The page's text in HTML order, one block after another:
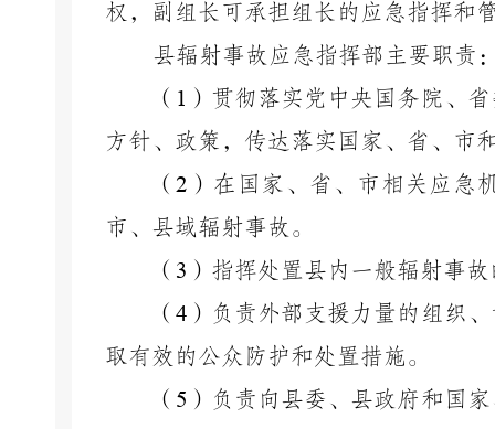
权，副组长可承担组长的应急指挥和
县辐射事故应急指挥部主要职责
（ 1 ）贯彻落实党中央国务院、
方针、政策，传达落实国家、省、市
（2 ）在国家、省、市相关应急
市、县域辐射事故。
（ 3 ）指挥处置县内一般辐射事
（ 4 ）负责外部支援力量的组织
取有效的公众防护和处置措施。
（ 5 ）负责向县委、县政府和国